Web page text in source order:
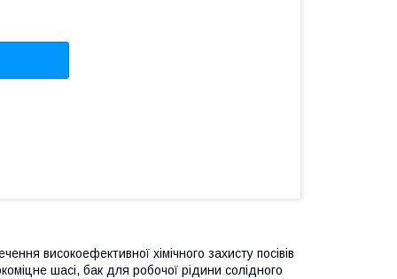
високоефективної хімічного захисту посівів
шасі, бак для робочої рідини солідного